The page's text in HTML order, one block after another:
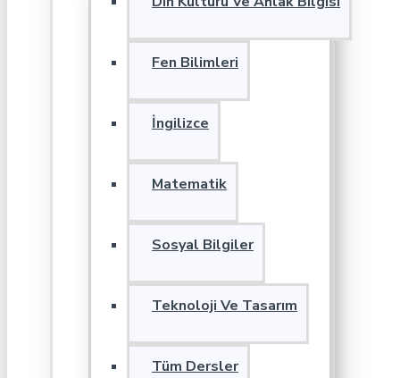
Fen Bilimleri
İngilizce
Matematik
Sosyal Bilgiler
Teknoloji Ve Tasarım
Tüm Dersler